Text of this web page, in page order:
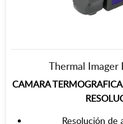
Thermal
CAMARA
Resolución de